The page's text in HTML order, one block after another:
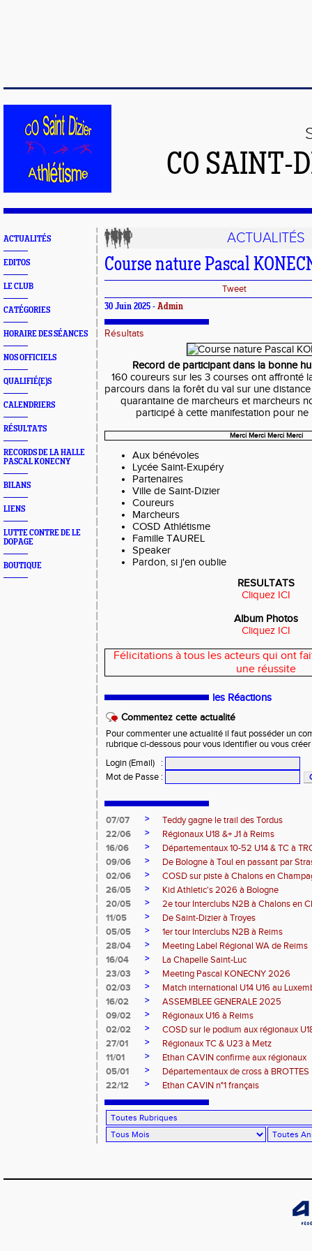
CO SAINT-
ACTUALITÉS
EDITOS
LE CLUB
CATÉGORIES
HORAIRE DES SÉANCES
NOS OFFICIELS
QUALIFIÉ(E)S
CALENDRIERS
RÉSULTATS
RECORDS DE LA HALLE
PASCAL KONECNY
BILANS
LIENS
LUTTE CONTRE DE LE
DOPAGE
BOUTIQUE
ACTUALITÉS
Course nature Pascal
Tweet
30 Juin 2025 - Admin
Résultats
Record de participant dans la bonne
160 coureurs sur les 3 courses ont affronté
parcours dans la forêt du val sur une
quarantaine de marcheurs et marcheurs
participé à cette manifestation pour
Merci Merci Merci Merci
Aux bénévoles
Lycée Saint-Exupéry
Partenaires
Ville de Saint-Dizier
Coureurs
Marcheurs
COSD Athlétisme
Famille TAUREL
Speaker
Pardon, si j'en oublie
RESULTATS
Cliquez ICI
Album Photos
Cliquez ICI
Félicitations à tous les acteurs qui ont
une réussite
les Réactions
Commentez cette actualité
Pour commenter une actualité il faut posséder un
rubrique ci-dessous pour vous identifier ou vous
Login (Email)
:
Mot de Passe :
07/07 >
Teddy gagne le trail des Tordus
22/06
>
Régionaux U18 &+ J1 à Reims
16/06
>
Départementaux 10-52 U14 & TC à
09/06
>
De Bologne à Toul en passant par
02/06
>
COSD sur piste à Chalons en
26/05
>
Kid Athletic's 2026 à Bologne
20/05
>
2e tour Interclubs N2B à Chalons en
11/05
>
De Saint-Dizier à Troyes
05/05
>
1er tour Interclubs N2B à Reims
28/04
>
Meeting Label Régional WA de Reims
16/04
>
La Chapelle Saint-Luc
23/03
>
Meeting Pascal KONECNY 2026
02/03
>
Match international U14 U16 au
16/02
>
ASSEMBLEE GENERALE 2025
09/02
>
Régionaux U16 à Reims
02/02
>
COSD sur le podium aux régionaux
27/01
>
Régionaux TC & U23 à Metz
11/01
>
Ethan CAVIN confirme aux régionaux
05/01
>
Départementaux de cross à BROTTES
22/12
> Ethan CAVIN n°1 français